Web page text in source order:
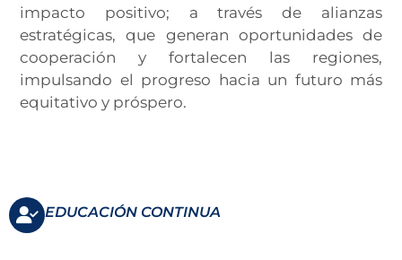
impacto positivo; a través de alianzas
estratégicas, que generan oportunidades de
cooperación y fortalecen las regiones,
impulsando el progreso hacia un futuro más
equitativo y próspero.
EDUCACIÓN CONTINUA